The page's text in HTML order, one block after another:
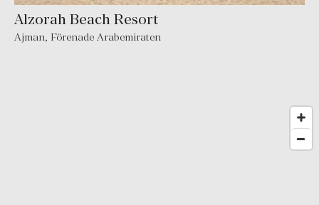
Alzorah Beach Resort
Ajman, Förenade Arabemiraten